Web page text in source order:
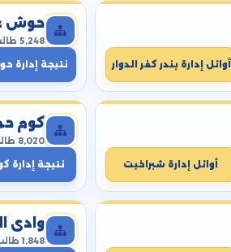
أوائل إدارة بندر كفر الدوار
حوش
5,248 طالب
نتيجة إدارة
أوائل إدارة شبراخيت
كوم
8,020 طالب
نتيجة إدارة
وادي
1,848 طالب